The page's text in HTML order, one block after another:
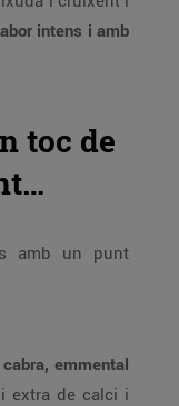
intens i amb
toc de
amb un punt
emmental
extra de calci i